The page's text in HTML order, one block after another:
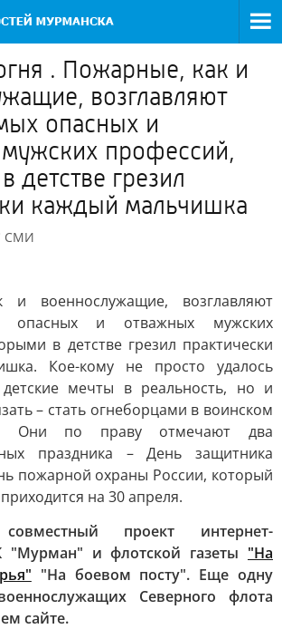
. Пожарные, как и
возглавляют
опасных и
профессий,
детстве грезил
каждый мальчишка
СМИ
и военнослужащие, возглавляют
опасных и отважных мужских
в детстве грезил практически
Кое-кому не просто удалось
детские мечты в реальность, но и
– стать огнеборцами в воинском
Они по праву отмечают два
праздника – День защитника
пожарной охраны России, который
на 30 апреля.
проект интернет-
"Мурман" и флотской газеты "На
"На боевом посту". Еще одну
Северного флота
сайте.